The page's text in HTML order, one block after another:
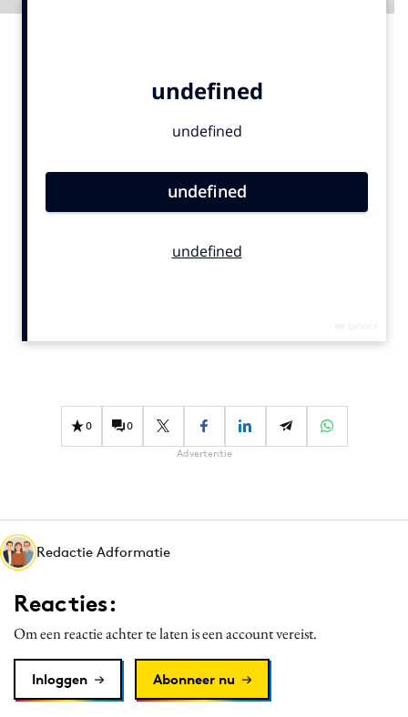
Bureaus
Influencer marketing
Purpose Marketing
Reputatie & crisis
0 0
Advertentie
Redactie Adformatie
Reacties:
Om een reactie achter te laten is een account vereist.
Inloggen Abonneer nu